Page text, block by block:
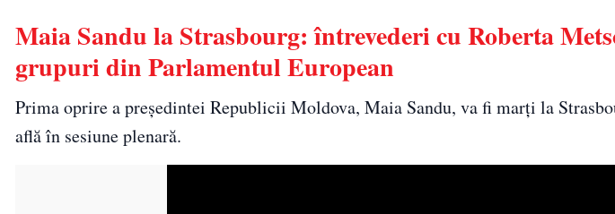
Maia Sandu la Strasbourg: întrevederi cu Roberta
grupuri din Parlamentul European
Prima oprire a preşedintei Republicii Moldova, Maia Sandu, va fi marţi la
află în sesiune plenară.